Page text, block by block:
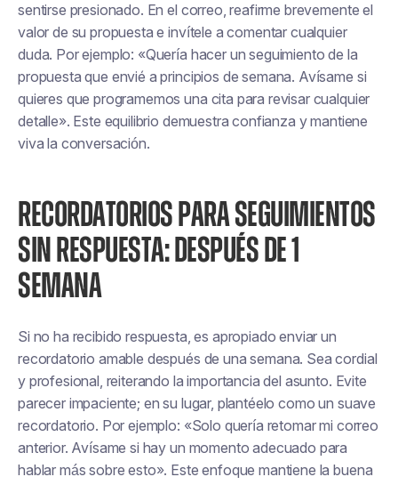
sentirse presionado. En el correo, reafirme brevemente el
valor de su propuesta e invítele a comentar cualquier
duda. Por ejemplo: «Quería hacer un seguimiento de la
propuesta que envié a principios de semana. Avísame si
quieres que programemos una cita para revisar cualquier
detalle». Este equilibrio demuestra confianza y mantiene
viva la conversación.
RECORDATORIOS PARA SEGUIMIENTOS
SIN RESPUESTA: DESPUÉS DE 1
SEMANA
Si no ha recibido respuesta, es apropiado enviar un
recordatorio amable después de una semana. Sea cordial
y profesional, reiterando la importancia del asunto. Evite
parecer impaciente; en su lugar, plantéelo como un suave
recordatorio. Por ejemplo: «Solo quería retomar mi correo
anterior. Avísame si hay un momento adecuado para
hablar más sobre esto». Este enfoque mantiene la buena